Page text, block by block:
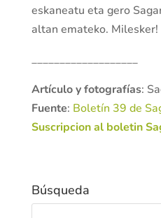
eskaneatu eta gero
altan emateko. Milesker!
___________________
Artículo y fotografías:
Fuente: Boletín 39 de
Suscripcion al boletin
Búsqueda